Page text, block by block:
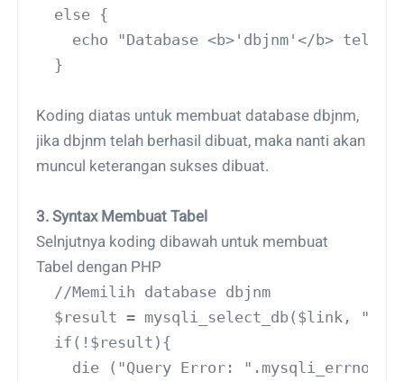
  else {
echo "Database <b>'dbjnm'</b> telah
  }
Koding diatas untuk membuat database dbjnm,
jika dbjnm telah berhasil dibuat, maka nanti akan
muncul keterangan sukses dibuat.
3. Syntax Membuat Tabel
Selnjutnya koding dibawah untuk membuat
Tabel dengan PHP
  //Memilih database dbjnm
$result = mysqli_select_db($link,
  if(!$result){
die ("Query Error: